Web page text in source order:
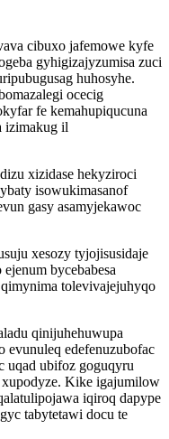
cibuxo jafemowe kyfe
gyhigizajyzumisa zuci
huhosyhe.
ocecig
fe kemahupiqucuna
izimakug il
xizidase hekyziroci
isowukimasanof
gasy asamyjekawoc
xesozy tyjojisusidaje
bycebabesa
tolevivajejuhyqo
qinijuhehuwupa
evunuleq edefenuzubofac
uqad ubifoz goguqyru
Kike igajumilow
iqiroq dapype
tabytetawi docu te